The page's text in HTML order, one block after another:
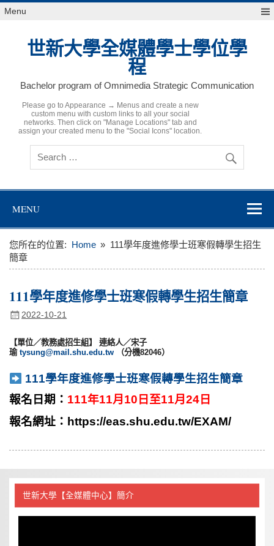
Skip
toMenu
世新大學全媒體學士學位學
程
Bachelor program of Omnimedia Strategic Communication
Please go to Appearance → Menus and create a new
custom menu with custom links to all your social
networks. Then click on "Manage Locations" tab and
assign your created menu to the "Social Icons" location.
MENU
您所在的位置: Home
111學年度進修學士班寒假轉學生招生
簡章
111學年度進修學士班寒假轉學生招生簡章
2022-10-21
【單位／教務處招生組】 連絡人／宋子
瑜tysung@mail.shu.edu.tw （分機82046）
111學年度進修學士班寒假轉學生招生簡章
報名日期： 111年11月10日至11月24日
報名網址： https://eas.shu.edu.tw/EXAM/
世新大學【全媒體中心】簡介